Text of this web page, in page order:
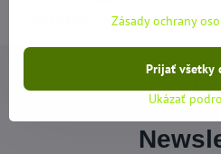
OVERENÉ ZÁKAZNÍKMI
Zásady ochrany
Ukázať
Prijať všetky